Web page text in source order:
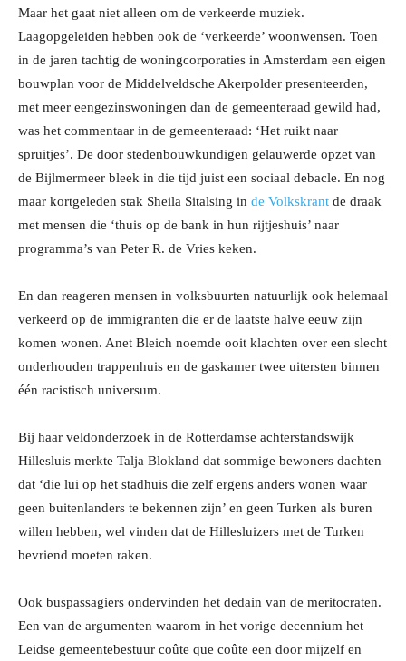
Maar het gaat niet alleen om de verkeerde muziek.
Laagopgeleiden hebben ook de ‘verkeerde’ woonwensen. Toen
in de jaren tachtig de woningcorporaties in Amsterdam een eigen
bouwplan voor de Middelveldsche Akerpolder presenteerden,
met meer eengezinswoningen dan de gemeenteraad gewild had,
was het commentaar in de gemeenteraad: ‘Het ruikt naar
spruitjes’. De door stedenbouwkundigen gelauwerde opzet van
de Bijlmermeer bleek in die tijd juist een sociaal debacle. En nog
maar kortgeleden stak Sheila Sitalsing in de Volkskrant de draak
met mensen die ‘thuis op de bank in hun rijtjeshuis’ naar
programma’s van Peter R. de Vries keken.
En dan reageren mensen in volksbuurten natuurlijk ook helemaal
verkeerd op de immigranten die er de laatste halve eeuw zijn
komen wonen. Anet Bleich noemde ooit klachten over een slecht
onderhouden trappenhuis en de gaskamer twee uitersten binnen
één racistisch universum.
Bij haar veldonderzoek in de Rotterdamse achterstandswijk
Hillesluis merkte Talja Blokland dat sommige bewoners dachten
dat ‘die lui op het stadhuis die zelf ergens anders wonen waar
geen buitenlanders te bekennen zijn’ en geen Turken als buren
willen hebben, wel vinden dat de Hillesluizers met de Turken
bevriend moeten raken.
Ook buspassagiers ondervinden het dedain van de meritocraten.
Een van de argumenten waarom in het vorige decennium het
Leidse gemeentebestuur coûte que coûte een door mijzelf en